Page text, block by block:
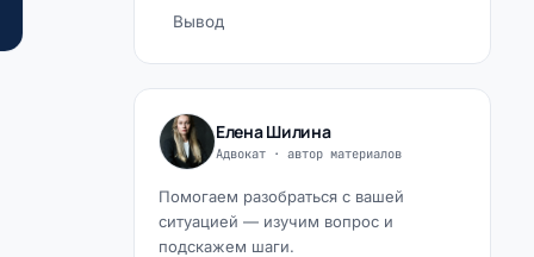
Вывод
Елена Шилина
Адвокат · автор материалов
Помогаем разобраться с вашей
ситуацией — изучим вопрос и
подскажем шаги.